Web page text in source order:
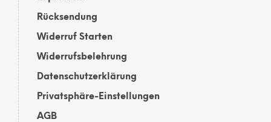
Rücksendung
Widerruf Starten
Widerrufsbelehrung
Datenschutzerklärung
Privatsphäre-Einstellungen
AGB